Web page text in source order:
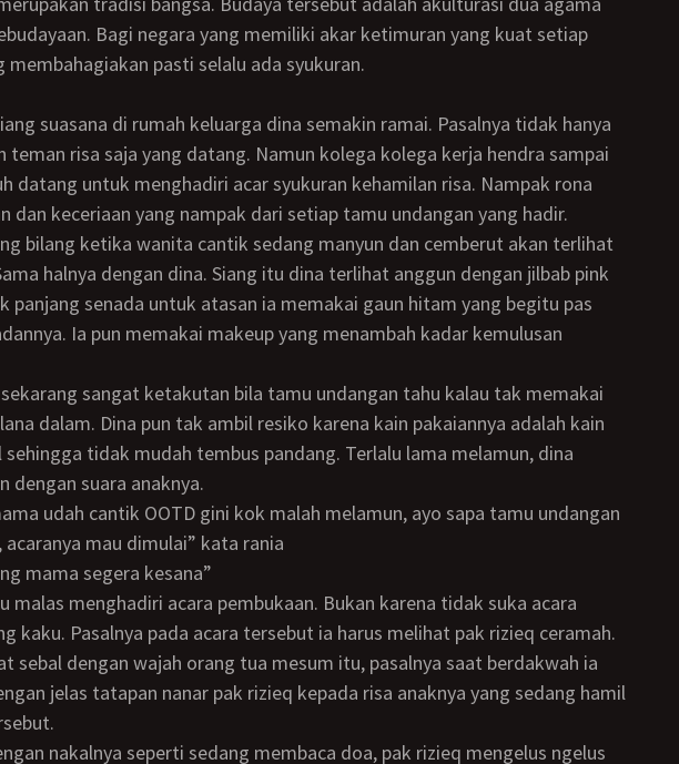
Bagi negara yang memiliki akar ketimuran yang kuat setiap
membahagiakan pasti selalu ada syukuran.
teman risa saja yang datang. Namun kolega kolega kerja hendra sampai
datang untuk menghadiri acar syukuran kehamilan risa. Nampak rona
dan keceriaan yang nampak dari setiap tamu undangan yang hadir.
halnya dengan dina. Siang itu dina terlihat anggun dengan jilbab pink
panjang senada untuk atasan ia memakai gaun hitam yang begitu pas
Ia pun memakai makeup yang menambah kadar kemulusan
dalam. Dina pun tak ambil resiko karena kain pakaiannya adalah kain
sehingga tidak mudah tembus pandang. Terlalu lama melamun, dina
dengan suara anaknya.
acaranya mau dimulai” kata rania
mama segera kesana”
kaku. Pasalnya pada acara tersebut ia harus melihat pak rizieq ceramah.
sebal dengan wajah orang tua mesum itu, pasalnya saat berdakwah ia
jelas tatapan nanar pak rizieq kepada risa anaknya yang sedang hamil